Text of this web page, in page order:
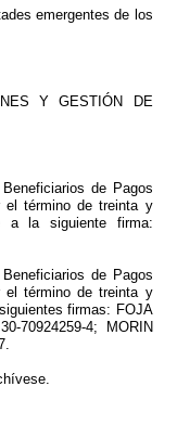
emergentes de los
Y GESTIÓN DE
de Pagos
el término de treinta y
a la siguiente firma:
de Pagos
el término de treinta y
firmas: FOJA
70924259-4; MORIN